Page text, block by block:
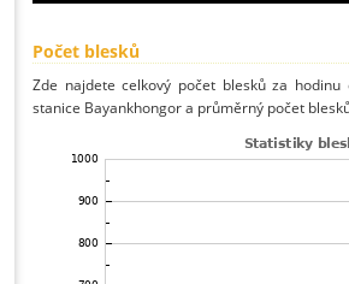
Počet blesků
Zde najdete celkový počet blesků za
stanice Bayankhongor a průměrný počet